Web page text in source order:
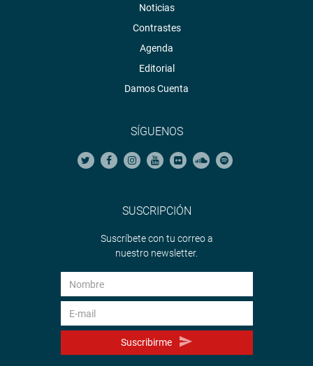
Noticias
Contrastes
Agenda
Editorial
Damos Cuenta
SÍGUENOS
SUSCRIPCIÓN
Suscríbete con tu correo a
nuestro newsletter.
Suscribirme